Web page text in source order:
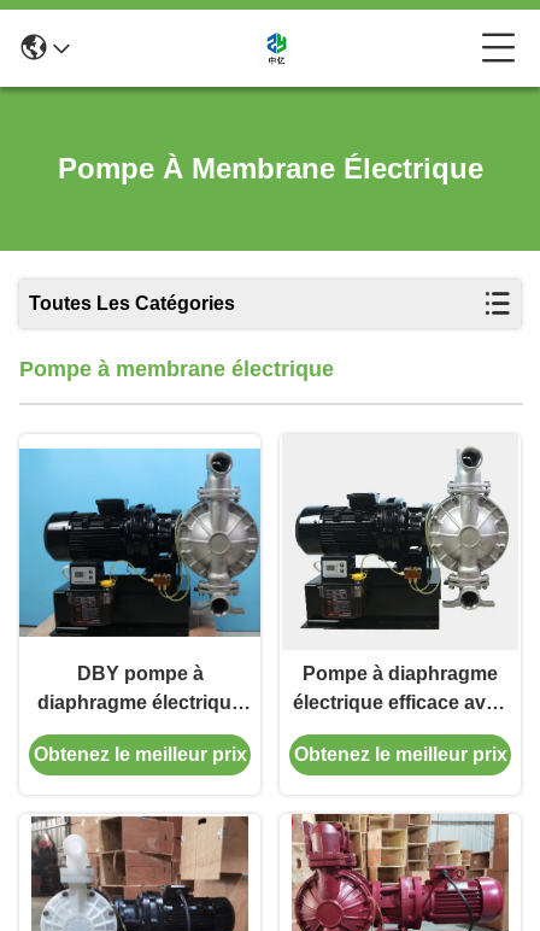
Pompe À Membrane Électrique
Toutes Les Catégories
Pompe à membrane électrique
DBY pompe à
diaphragme électrique
avec boîte de réduction
20 ft Max. Aspirateur
Obtenez le meilleur prix
Pompe à diaphragme
électrique efficace avec
protection IP55
Obtenez le meilleur prix